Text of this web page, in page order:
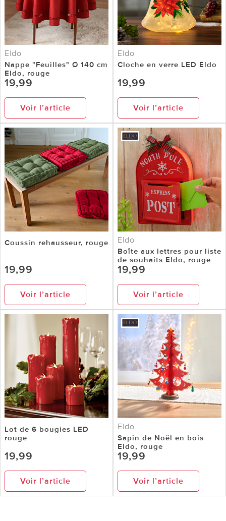
Eldo
Nappe "Feuilles" Ø 140 cm
Eldo, rouge
19,99
Voir l’article
Eldo
Cloche en verre LED Eldo
19,99
Voir l’article
Coussin rehausseur, rouge
19,99
Voir l’article
Eldo
Boîte aux lettres pour liste
de souhaits Eldo, rouge
19,99
Voir l’article
Lot de 6 bougies LED
rouge
19,99
Voir l’article
Eldo
Sapin de Noël en bois
Eldo, rouge
19,99
Voir l’article